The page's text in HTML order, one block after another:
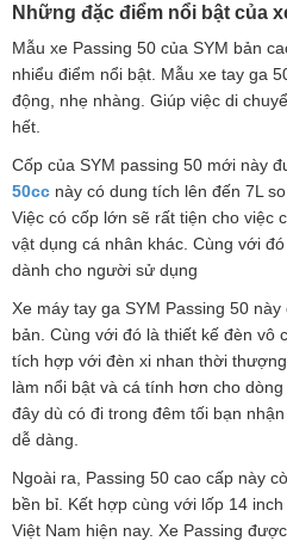
Những đặc điểm nổi bật của
Mẫu xe Passing 50 của SYM bản
nhiểu điểm nổi bật. Mẫu xe tay ga
động, nhẹ nhàng. Giúp việc di
hết.
Cốp của SYM passing 50 mới này
50cc này có dung tích lên đến 7L
Việc có cốp lớn sẽ rất tiện cho việc
vật dụng cá nhân khác. Cùng với
dành cho người sử dụng
Xe máy tay ga SYM Passing 50
bản. Cùng với đó là thiết kế đèn vô
tích hợp với đèn xi nhan thời
làm nổi bật và cá tính hơn cho
đây dù có đi trong đêm tối bạn
dễ dàng.
Ngoài ra, Passing 50 cao cấp này
bền bỉ. Kết hợp cùng với lốp 14
Việt Nam hiện nay. Xe Passing